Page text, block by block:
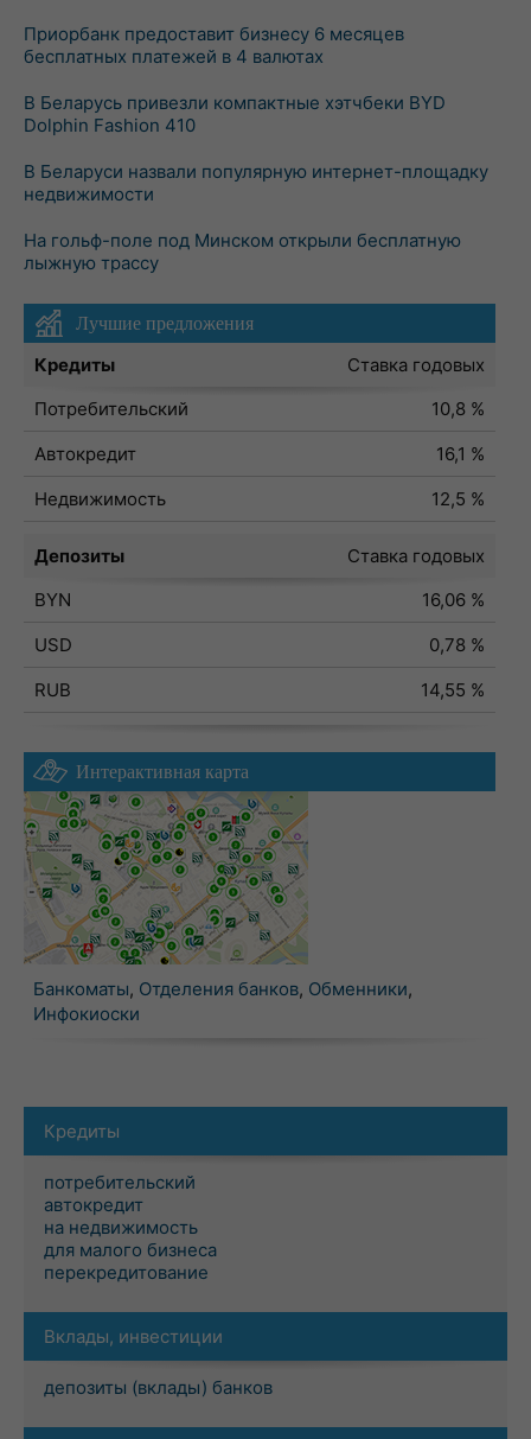
Приорбанк предоставит бизнесу 6 месяцев
бесплатных платежей в 4 валютах
В Беларусь привезли компактные хэтчбеки BYD
Dolphin Fashion 410
В Беларуси назвали популярную интернет-площадку
недвижимости
На гольф-поле под Минском открыли бесплатную
лыжную трассу
Лучшие предложения
Кредиты
Ставка годовых
Потребительский
10,8 %
Автокредит
16,1 %
Недвижимость
12,5 %
Депозиты
Ставка годовых
BYN
16,06 %
USD
0,78 %
RUB
14,55 %
Интерактивная карта
Банкоматы, Отделения банков, Обменники,
Инфокиоски
Кредиты
потребительский
автокредит
на недвижимость
для малого бизнеса
перекредитование
Вклады, инвестиции
депозиты (вклады) банков